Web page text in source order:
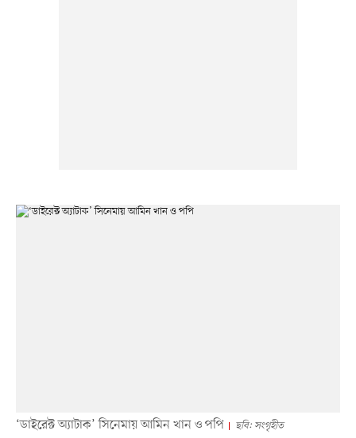
‘ডাইরেক্ট অ্যাটাক’ সিনেমায় আমিন খান ও পপি ছবি: সংগৃহীত